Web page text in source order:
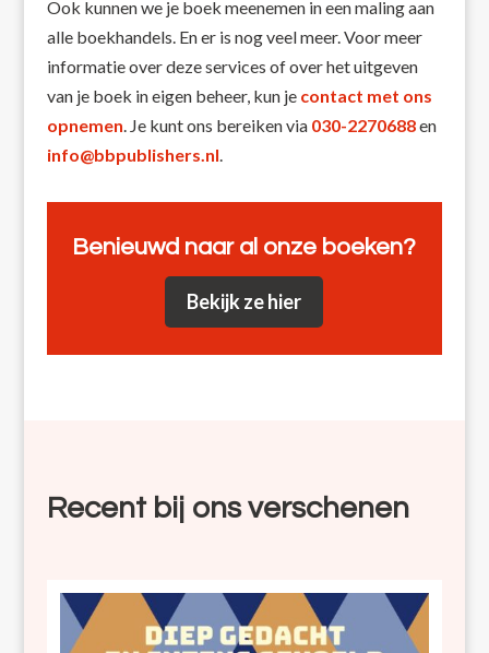
Ook kunnen we je boek meenemen in een maling aan
alle boekhandels. En er is nog veel meer. Voor meer
informatie over deze services of over het uitgeven
van je boek in eigen beheer, kun je contact met ons
opnemen. Je kunt ons bereiken via 030-2270688en
info@bbpublishers.nl.
Benieuwd naar al onze boeken?
Bekijk ze hier
Recent bij ons verschenen